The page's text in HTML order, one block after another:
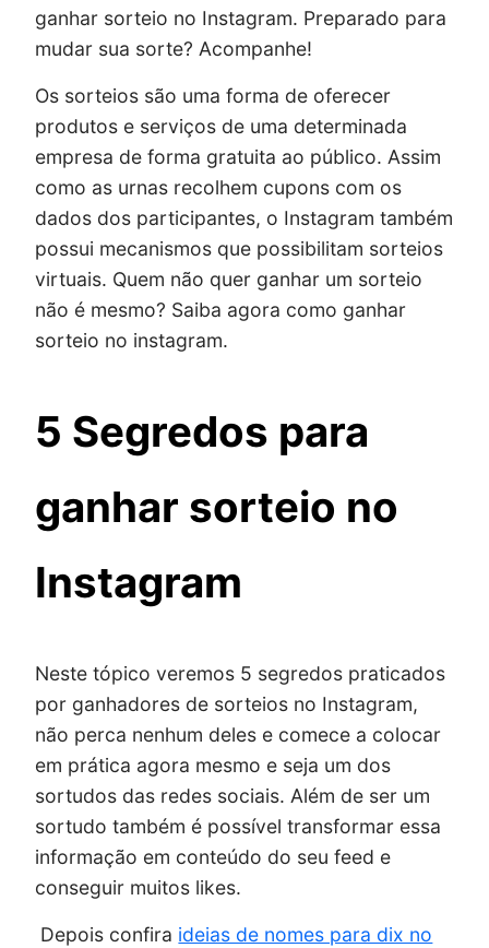
ganhar sorteio no Instagram. Preparado para
mudar sua sorte? Acompanhe!
Os sorteios são uma forma de oferecer
produtos e serviços de uma determinada
empresa de forma gratuita ao público. Assim
como as urnas recolhem cupons com os
dados dos participantes, o Instagram também
possui mecanismos que possibilitam sorteios
virtuais. Quem não quer ganhar um sorteio
não é mesmo? Saiba agora como ganhar
sorteio no instagram.
5 Segredos para
ganhar sorteio no
Instagram
Neste tópico veremos 5 segredos praticados
por ganhadores de sorteios no Instagram,
não perca nenhum deles e comece a colocar
em prática agora mesmo e seja um dos
sortudos das redes sociais. Além de ser um
sortudo também é possível transformar essa
informação em conteúdo do seu feed e
conseguir muitos likes.
Depois confira ideias de nomes para dix no